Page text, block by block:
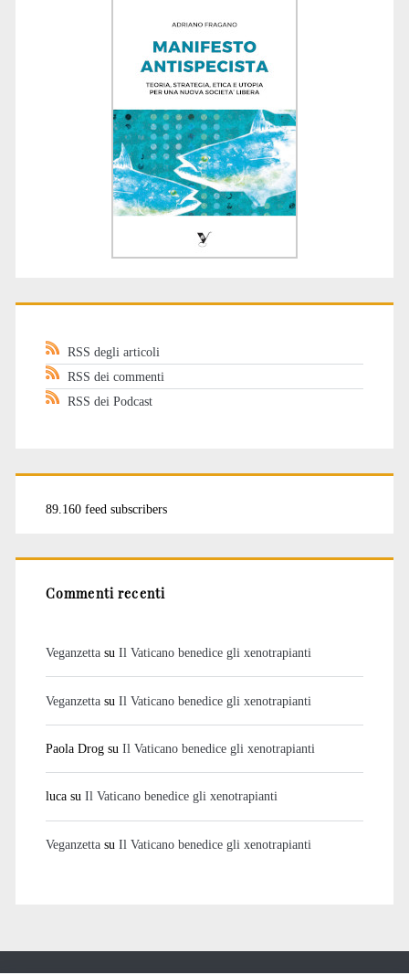
RSS degli articoli
RSS dei commenti
RSS dei Podcast
89.160 feed subscribers
Commenti recenti
Veganzettasu Il Vaticano benedice gli xenotrapianti
Veganzettasu Il Vaticano benedice gli xenotrapianti
Paola Drogsu Il Vaticano benedice gli xenotrapianti
lucasu Il Vaticano benedice gli xenotrapianti
Veganzettasu Il Vaticano benedice gli xenotrapianti